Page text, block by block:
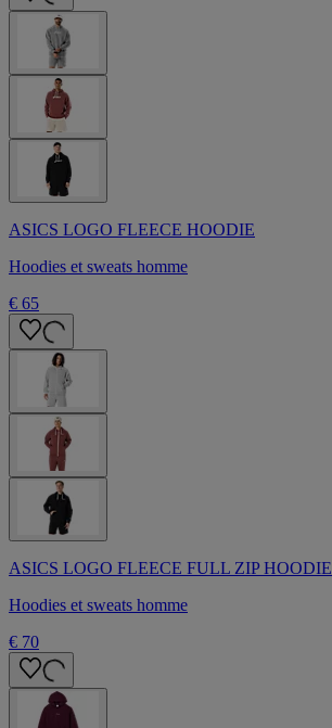
ASICS LOGO FLEECE HOODIE
Hoodies et sweats homme
€ 65
ASICS LOGO FLEECE FULL ZIP HOODIE
Hoodies et sweats homme
€ 70